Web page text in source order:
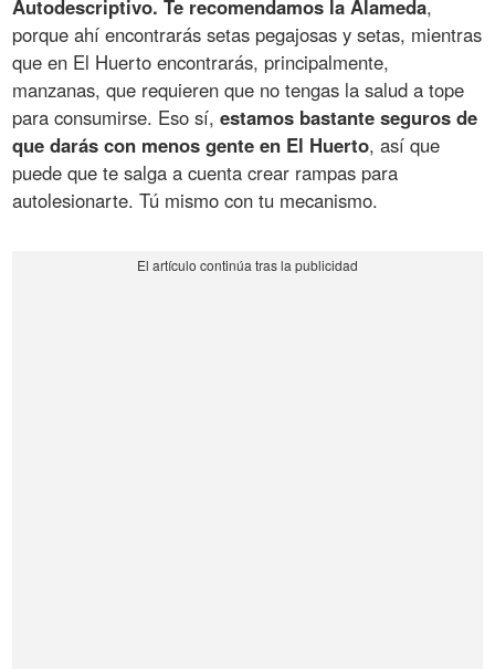
Autodescriptivo. Te recomendamos la Alameda,
porque ahí encontrarás setas pegajosas y setas, mientras
que en El Huerto encontrarás, principalmente,
manzanas, que requieren que no tengas la salud a tope
para consumirse. Eso sí,estamos bastante seguros de
que darás con menos gente en El Huerto, así que
puede que te salga a cuenta crear rampas para
autolesionarte. Tú mismo con tu mecanismo.